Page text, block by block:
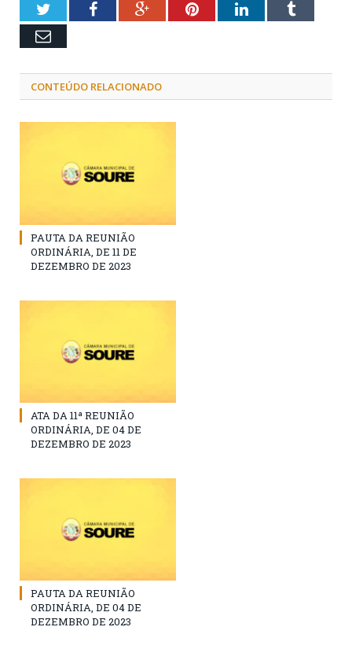
TwitterFacebookGoogle+PinterestLinkedInTumblr
Email
CONTEÚDO RELACIONADO
PAUTA DA REUNIÃO
ORDINÁRIA, DE 11 DE
DEZEMBRO DE 2023
ATA DA 11ª REUNIÃO
ORDINÁRIA, DE 04 DE
DEZEMBRO DE 2023
PAUTA DA REUNIÃO
ORDINÁRIA, DE 04 DE
DEZEMBRO DE 2023